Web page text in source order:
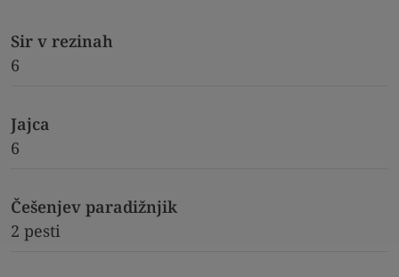
Sir v rezinah
6
Jajca
6
Češenjev paradižnjik
2 pesti